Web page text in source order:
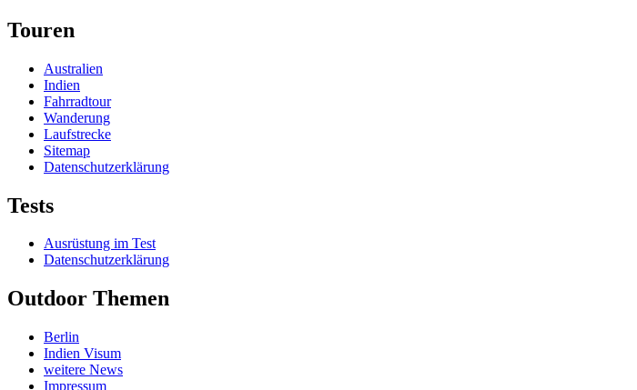
Touren
Australien
Indien
Fahrradtour
Wanderung
Laufstrecke
Sitemap
Datenschutzerklärung
Tests
Ausrüstung im Test
Datenschutzerklärung
Outdoor Themen
Berlin
Indien Visum
weitere News
Impressum